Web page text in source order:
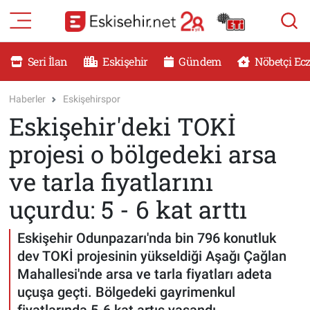
Seri İlan Eskişehir Gündem Nöbetçi
Haberler Eskişehirspor
Eskişehir'deki TOKİ
projesi o bölgedeki arsa
ve tarla fiyatlarını
uçurdu: 5 - 6 kat arttı
Eskişehir Odunpazarı'nda bin 796 konutluk
dev TOKİ projesinin yükseldiği Aşağı Çağlan
Mahallesi'nde arsa ve tarla fiyatları adeta
uçuşa geçti. Bölgedeki gayrimenkul
RESMİ İLANLAR
DÜNYA
SAĞLIK
MAGAZİN
KADIN
TEKNOLOJİ
YEMEK
Eskişehir Nöbetçi Eczaneler
Eskişehir Namaz Vakitleri
Eskişehir Trafik Yoğunluk Haritası
Süper Lig Puan Durumu ve Fikstür
Tüm Manşetler
Son Dakika Haberleri
Haber Arşivi